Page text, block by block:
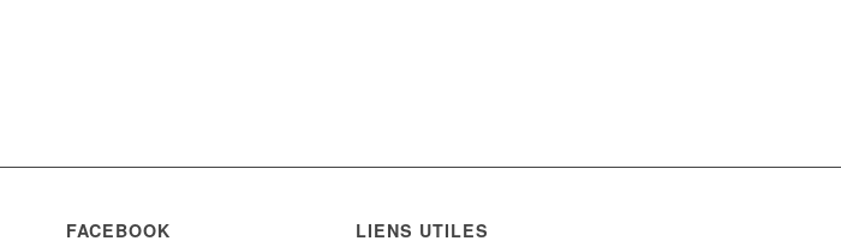
FACEBOOK LIENS UTILES